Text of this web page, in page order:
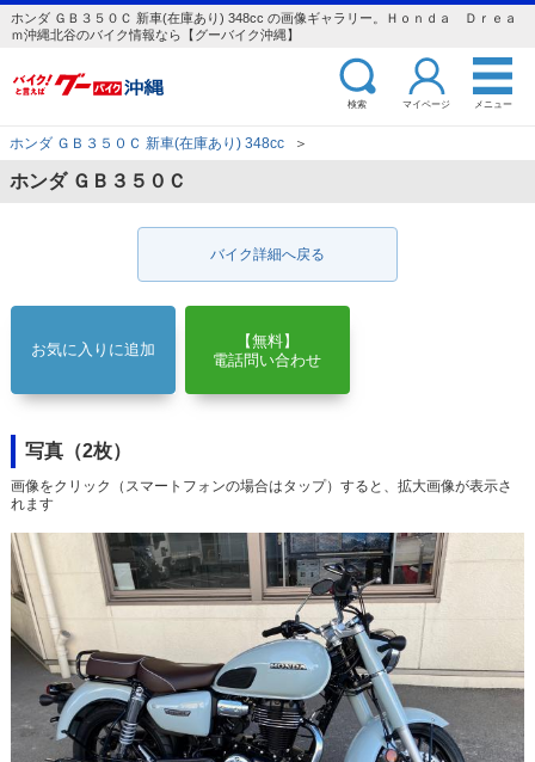
ホンダ ＧＢ３５０Ｃ 新車(在庫あり) 348cc の画像ギャラリー。Ｈｏｎｄａ Ｄｒｅａ
ｍ沖縄北谷のバイク情報なら【グーバイク沖縄】
検索 マイページ メニュー
ホンダ ＧＢ３５０Ｃ 新車(在庫あり) 348cc ＞
ホンダ ＧＢ３５０Ｃ
バイク詳細へ戻る
お気に入りに追加
【無料】
電話問い合わせ
写真（2枚）
画像をクリック（スマートフォンの場合はタップ）すると、拡大画像が表示さ
れます